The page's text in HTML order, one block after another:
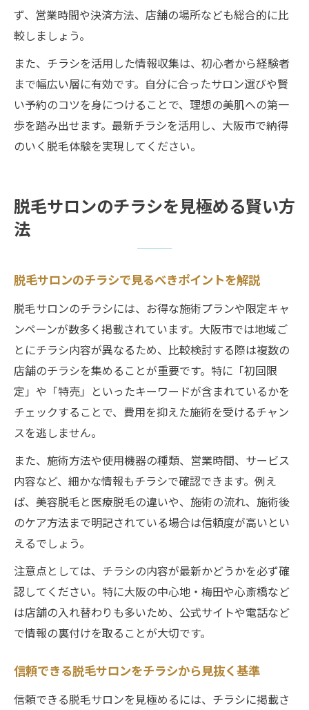
ず、営業時間や決済方法、店舗の場所なども総合的に比
較しましょう。
また、チラシを活用した情報収集は、初心者から経験者
まで幅広い層に有効です。自分に合ったサロン選びや賢
い予約のコツを身につけることで、理想の美肌への第一
歩を踏み出せます。最新チラシを活用し、大阪市で納得
のいく脱毛体験を実現してください。
脱毛サロンのチラシを見極める賢い方
法
脱毛サロンのチラシで見るべきポイントを解説
脱毛サロンのチラシには、お得な施術プランや限定キャ
ンペーンが数多く掲載されています。大阪市では地域ご
とにチラシ内容が異なるため、比較検討する際は複数の
店舗のチラシを集めることが重要です。特に「初回限
定」や「特売」といったキーワードが含まれているかを
チェックすることで、費用を抑えた施術を受けるチャン
スを逃しません。
また、施術方法や使用機器の種類、営業時間、サービス
内容など、細かな情報もチラシで確認できます。例え
ば、美容脱毛と医療脱毛の違いや、施術の流れ、施術後
のケア方法まで明記されている場合は信頼度が高いとい
えるでしょう。
注意点としては、チラシの内容が最新かどうかを必ず確
認してください。特に大阪の中心地・梅田や心斎橋など
は店舗の入れ替わりも多いため、公式サイトや電話など
で情報の裏付けを取ることが大切です。
信頼できる脱毛サロンをチラシから見抜く基準
信頼できる脱毛サロンを見極めるには、チラシに掲載さ